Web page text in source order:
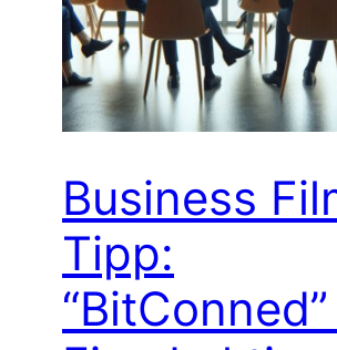
Business
Tipp: